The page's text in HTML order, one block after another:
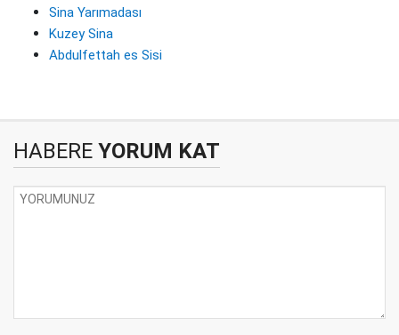
Sina Yarımadası
Kuzey Sina
Abdulfettah es Sisi
HABERE YORUM KAT